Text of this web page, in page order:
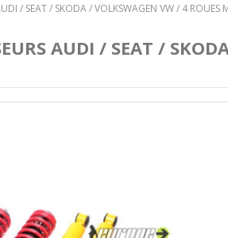
/ SEAT / SKODA / VOLKSWAGEN VW / 4 ROUES
AUDI / SEAT /